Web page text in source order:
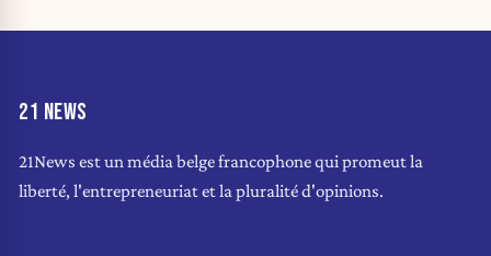
21 NEWS
21News est un média belge francophone qui promeut la
liberté, l'entrepreneuriat et la pluralité d'opinions.